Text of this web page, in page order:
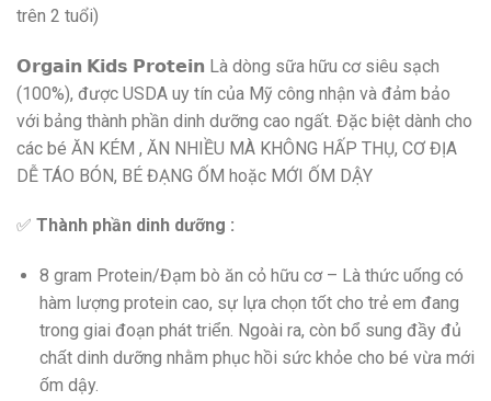
trên 2 tuổi)
𝗢𝗿𝗴𝗮𝗶𝗻 𝗞𝗶𝗱𝘀 𝗣𝗿𝗼𝘁𝗲𝗶𝗻 Là dòng sữa hữu cơ siêu sạch
(100%), được USDA uy tín của Mỹ công nhận và đảm bảo
với bảng thành phần dinh dưỡng cao ngất. Đặc biệt dành cho
các bé ĂN KÉM , ĂN NHIỀU MÀ KHÔNG HẤP THỤ, CƠ ĐỊA
DỄ TÁO BÓN, BÉ ĐẠNG ỐM hoặc MỚI ỐM DẬY
✅ Thành phần dinh dưỡng :
8 gram Protein/Đạm bò ăn cỏ hữu cơ – Là thức uống có
hàm lượng protein cao, sự lựa chọn tốt cho trẻ em đang
trong giai đoạn phát triển. Ngoài ra, còn bổ sung đầy đủ
chất dinh dưỡng nhằm phục hồi sức khỏe cho bé vừa mới
ốm dậy.